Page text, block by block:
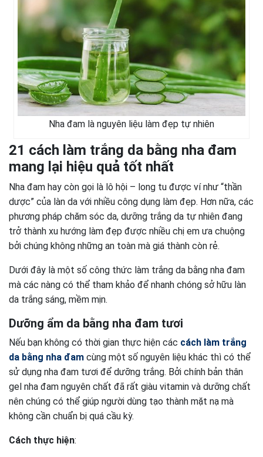
Nha đam là nguyên liệu làm đẹp tự nhiên
21 cách làm trắng da bằng nha đam
mang lại hiệu quả tốt nhất
Nha đam hay còn gọi là lô hội – long tu được ví như “thần
dược” của làn da với nhiều công dụng làm đẹp. Hơn nữa, các
phương pháp chăm sóc da, dưỡng trắng da tự nhiên đang
trở thành xu hướng làm đẹp được nhiều chị em ưa chuộng
bởi chúng không những an toàn mà giá thành còn rẻ.
Dưới đây là một số công thức làm trắng da bằng nha đam
mà các nàng có thể tham khảo để nhanh chóng sở hữu làn
da trắng sáng, mềm mịn.
Dưỡng ẩm da bằng nha đam tươi
Nếu bạn không có thời gian thực hiện các cách làm trắng
da bằng nha đam cùng một số nguyên liệu khác thì có thể
sử dụng nha đam tươi để dưỡng trắng. Bởi chính bản thân
gel nha đam nguyên chất đã rất giàu vitamin và dưỡng chất
nên chúng có thể giúp người dùng tạo thành mặt nạ mà
không cần chuẩn bị quá cầu kỳ.
Cách thực hiện: